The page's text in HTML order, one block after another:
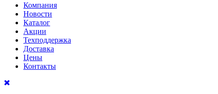
Компания
Новости
Каталог
Акции
Техподдержка
Доставка
Цены
Контакты